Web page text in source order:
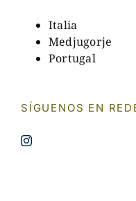
Italia
Medjugorje
Portugal
SÍGUENOS EN